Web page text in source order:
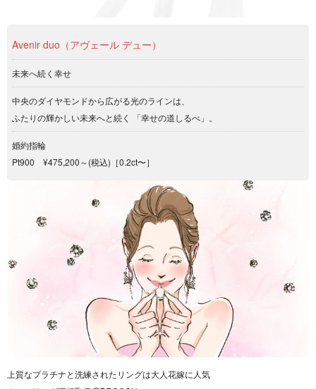
Avenir duo（アヴェール デュー）
未来へ続く幸せ
中央のダイヤモンドから広がる光のラインは、
ふたりの輝かしい未来へと続く 「幸せの道しるべ」。
婚約指輪
Pt900 ¥475,200～(税込)［0.2ct〜］
上質なプラチナと洗練されたリングは大人花嫁に人気